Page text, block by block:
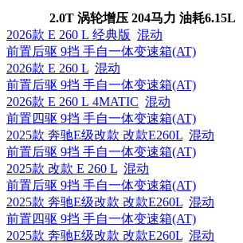
2.0T 涡轮增压 204马力 油耗6.15L
2026款 E 260 L 经典版 混动
前置后驱 9挡 手自一体变速箱(AT)
2026款 E 260 L 混动
前置后驱 9挡 手自一体变速箱(AT)
2026款 E 260 L 4MATIC 混动
前置四驱 9挡 手自一体变速箱(AT)
2025款 奔驰E级改款 改款E260L 混动
前置后驱 9挡 手自一体变速箱(AT)
2025款 改款 E 260 L 混动
前置后驱 9挡 手自一体变速箱(AT)
2025款 奔驰E级改款 改款E260L 混动
前置四驱 9挡 手自一体变速箱(AT)
2025款 奔驰E级改款 改款E260L 混动